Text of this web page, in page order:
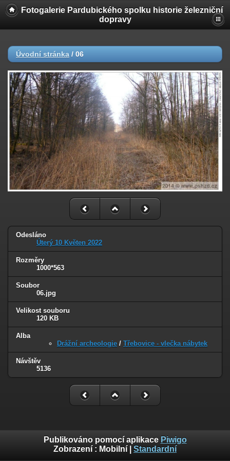
Fotogalerie Pardubického spolku historie železniční
dopravy
Úvodní stránka / 06
Odesláno
Úterý 10 Květen 2022
Rozměry
1000*563
Soubor
06.jpg
Velikost souboru
120 KB
Alba
Drážní archeologie / Třebovice - vlečka nábytek
Návštěv
5136
Publikováno pomocí aplikace Piwigo
Zobrazení : Mobilní Standardní